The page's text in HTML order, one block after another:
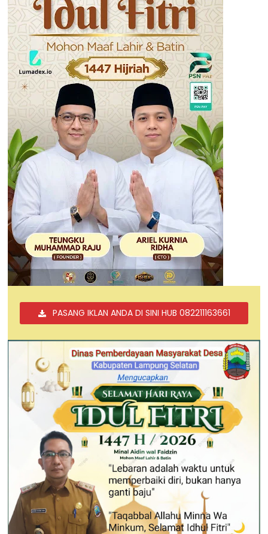
PASANG IKLAN ANDA DI SINI HUB 082211163661